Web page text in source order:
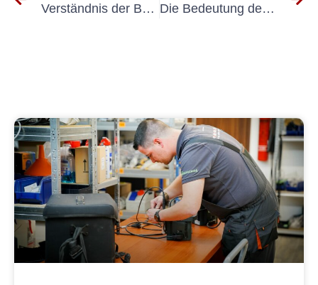
Verständnis der Bedeutung der Prüfung ortsveränderlicher Verbraucher in der elektrischen Sicherheit Die Bedeutung der Erstprüfung für elektrische Maschinen